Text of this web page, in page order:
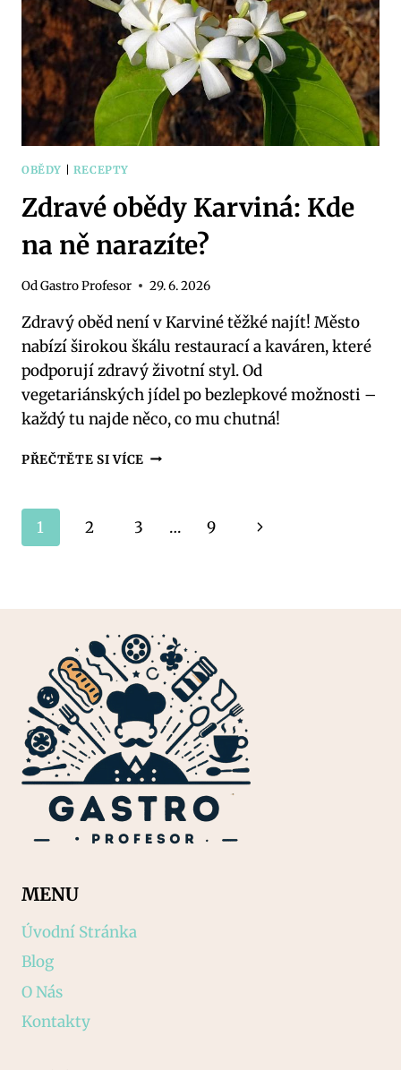
OBĚDY RECEPTY
Zdravé obědy Karviná: Kde
na ně narazíte?
OdGastro Profesor 29. 6. 2026
Zdravý oběd není v Karviné těžké najít! Město
nabízí širokou škálu restaurací a kaváren, které
podporují zdravý životní styl. Od
vegetariánských jídel po bezlepkové možnosti –
každý tu najde něco, co mu chutná!
PŘEČTĚTE SI VÍCE ZDRAVÉ
Navigace
stránce
1 2 3 … 9
Další
MENU
Úvodní Stránka
Blog
O Nás
Kontakty